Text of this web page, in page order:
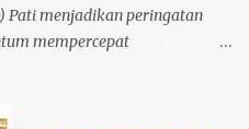
Pati menjadikan peringatan
mempercepat
pada Rapat Paripurna DPRD